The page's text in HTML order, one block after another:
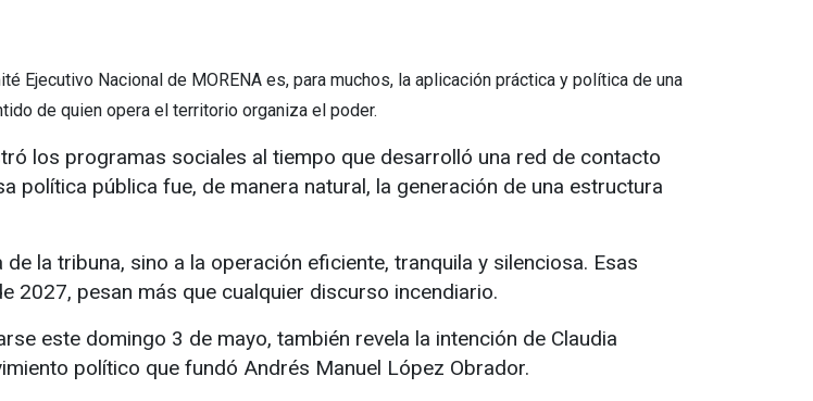
Ejecutivo Nacional de MORENA es, para muchos, la aplicación práctica y política de una
de quien opera el territorio organiza el poder.
los programas sociales al tiempo que desarrolló una red de contacto
política pública fue, de manera natural, la generación de una estructura
la tribuna, sino a la operación eficiente, tranquila y silenciosa. Esas
2027, pesan más que cualquier discurso incendiario.
este domingo 3 de mayo, también revela la intención de Claudia
político que fundó Andrés Manuel López Obrador.